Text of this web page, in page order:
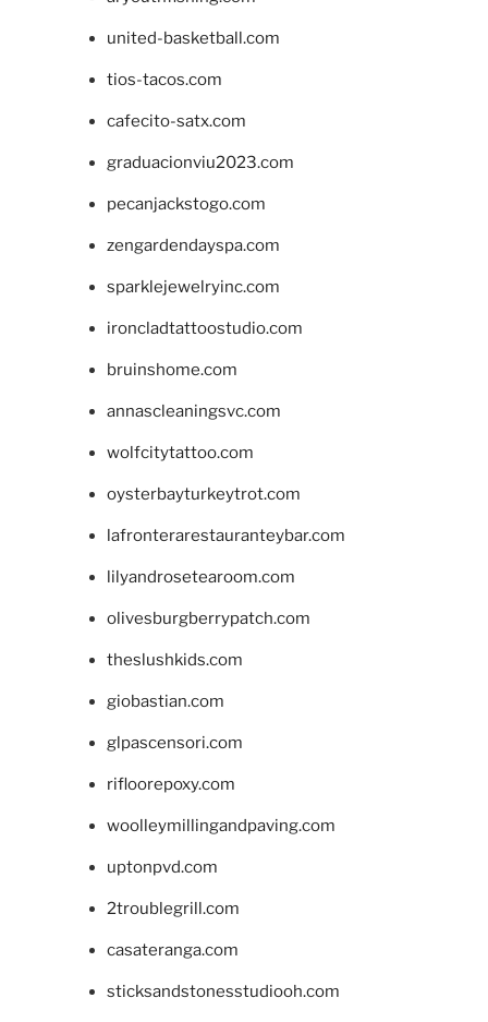
united-basketball.com
tios-tacos.com
cafecito-satx.com
graduacionviu2023.com
pecanjackstogo.com
zengardendayspa.com
sparklejewelryinc.com
ironcladtattoostudio.com
bruinshome.com
annascleaningsvc.com
wolfcitytattoo.com
oysterbayturkeytrot.com
lafronterarestauranteybar.com
lilyandrosetearoom.com
olivesburgberrypatch.com
theslushkids.com
giobastian.com
glpascensori.com
rifloorepoxy.com
woolleymillingandpaving.com
uptonpvd.com
2troublegrill.com
casateranga.com
sticksandstonesstudiooh.com